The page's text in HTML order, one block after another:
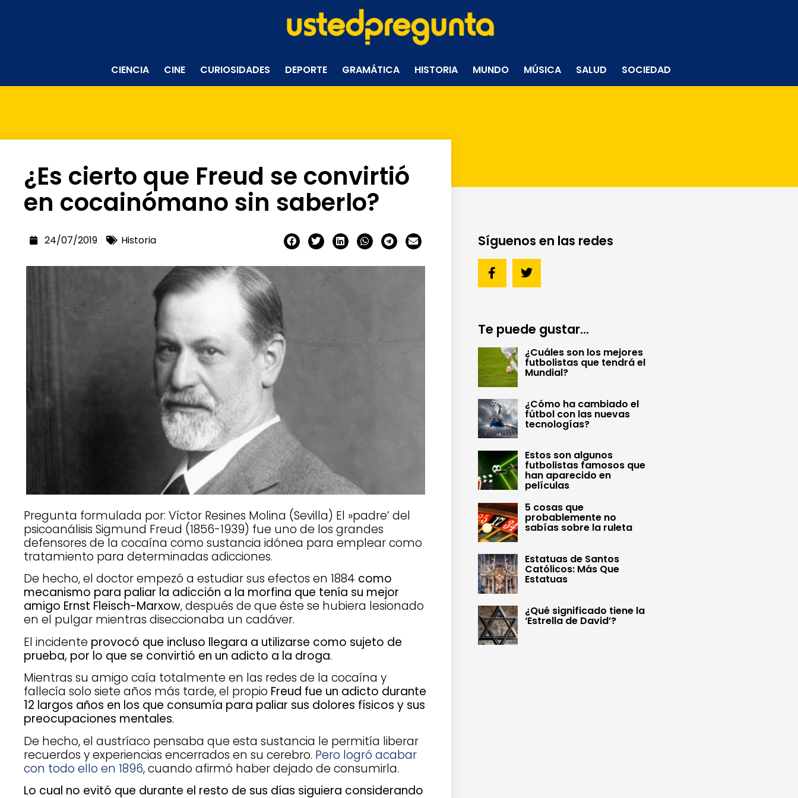
CIENCIA CINE CURIOSIDADES DEPORTE GRAMÁTICA HISTORIA MUNDO MÚSICA SALUD SOCIEDAD
¿Es cierto que Freud se convirtió
en cocainómano sin saberlo?
24/07/2019 Historia
Pregunta formulada por: Víctor Resines Molina (Sevilla) El »padre’ del
psicoanálisis Sigmund Freud (1856-1939) fue uno de los grandes
defensores de la cocaína como sustancia idónea para emplear como
tratamiento para determinadas adicciones.
De hecho, el doctor empezó a estudiar sus efectos en 1884 como
mecanismo para paliar la adicción a la morfina que tenía su mejor
amigo Ernst Fleisch-Marxow, después de que éste se hubiera lesionado
en el pulgar mientras diseccionaba un cadáver.
El incidente provocó que incluso llegara a utilizarse como sujeto de
prueba, por lo que se convirtió en un adicto a la droga.
Mientras su amigo caía totalmente en las redes de la cocaína y
fallecía solo siete años más tarde, el propio Freud fue un adicto durante
12 largos años en los que consumía para paliar sus dolores físicos y sus
preocupaciones mentales.
De hecho, el austríaco pensaba que esta sustancia le permitía liberar
recuerdos y experiencias encerrados en su cerebro. Pero logró acabar
con todo ello en 1896, cuando afirmó haber dejado de consumirla.
Lo cual no evitó que durante el resto de sus días siguiera considerando
Síguenos en las redes
Te puede gustar...
¿Cuáles son los mejores
futbolistas que tendrá el
Mundial?
¿Cómo ha cambiado el
fútbol con las nuevas
tecnologías?
Estos son algunos
futbolistas famosos que
han aparecido en
películas
5 cosas que
probablemente no
sabías sobre la ruleta
Estatuas de Santos
Católicos: Más Que
Estatuas
¿Qué significado tiene la
‘Estrella de David’?